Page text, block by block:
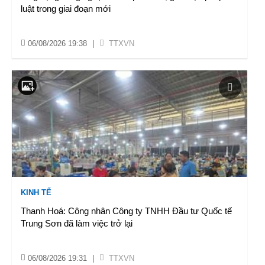
luật trong giai đoạn mới
06/08/2026 19:38 TTXVN
KINH TẾ
Thanh Hoá: Công nhân Công ty TNHH Đầu tư Quốc tế
Trung Sơn đã làm việc trở lại
06/08/2026 19:31 TTXVN